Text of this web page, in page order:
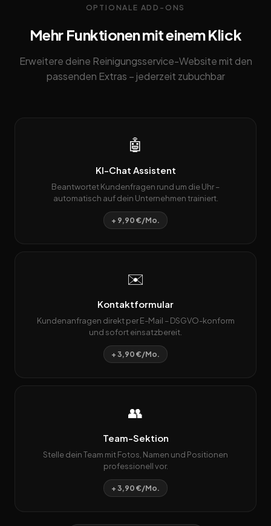
OPTIONALE ADD-ONS
Mehr Funktionen mit einem Klick
Erweitere deine Reinigungsservice-Website mit den
passenden Extras – jederzeit zubuchbar
🤖
KI-Chat Assistent
Beantwortet Kundenfragen rund um die Uhr –
automatisch auf dein Unternehmen trainiert.
+ 9,90 €/Mo.
✉️
Kontaktformular
Kundenanfragen direkt per E-Mail – DSGVO-konform
und sofort einsatzbereit.
+ 3,90 €/Mo.
👥
Team-Sektion
Stelle dein Team mit Fotos, Namen und Positionen
professionell vor.
+ 3,90 €/Mo.